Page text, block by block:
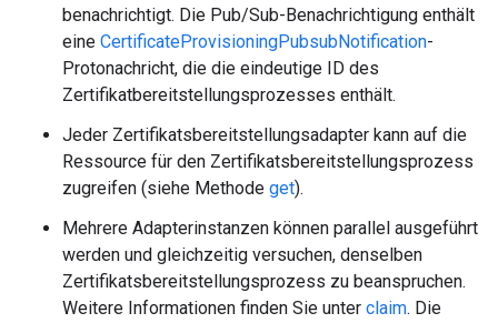
benachrichtigt. Die Pub/Sub-Benachrichtigung enthält
eine CertificateProvisioningPubsubNotification-
Protonachricht, die die eindeutige ID des
Zertifikatbereitstellungsprozesses enthält.
Jeder Zertifikatsbereitstellungsadapter kann auf die
Ressource für den Zertifikatsbereitstellungsprozess
zugreifen (siehe Methode get).
Mehrere Adapterinstanzen können parallel ausgeführt
werden und gleichzeitig versuchen, denselben
Zertifikatsbereitstellungsprozess zu beanspruchen.
Weitere Informationen finden Sie unter claim. Die